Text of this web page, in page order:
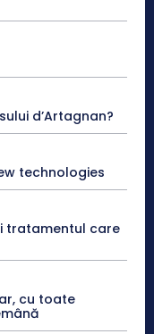
d’Artagnan?
technologies
tratamentul care
cu toate